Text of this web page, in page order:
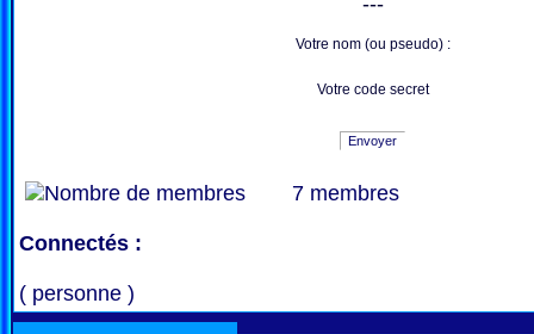
Votre nom (ou pseudo) :
Votre code secret
Envoyer
7 membres
Connectés :
( personne )